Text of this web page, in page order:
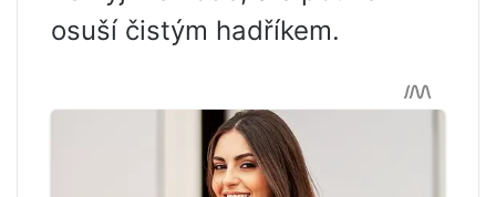
osuší čistým hadříkem.